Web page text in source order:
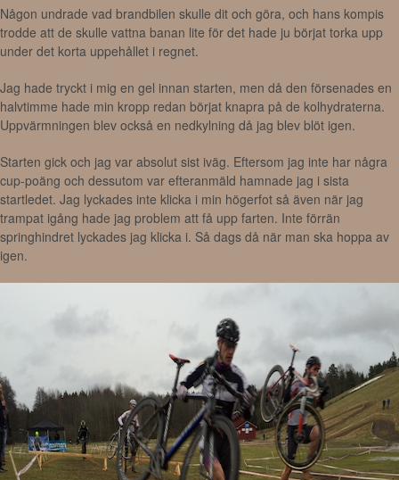
Någon undrade vad brandbilen skulle dit och göra, och hans kompis
trodde att de skulle vattna banan lite för det hade ju börjat torka upp
under det korta uppehållet i regnet.
Jag hade tryckt i mig en gel innan starten, men då den försenades en
halvtimme hade min kropp redan börjat knapra på de kolhydraterna.
Uppvärmningen blev också en nedkylning då jag blev blöt igen.
Starten gick och jag var absolut sist iväg. Eftersom jag inte har några
cup-poäng och dessutom var efteranmäld hamnade jag i sista
startledet. Jag lyckades inte klicka i min högerfot så även när jag
trampat igång hade jag problem att få upp farten. Inte förrän
springhindret lyckades jag klicka i. Så dags då när man ska hoppa av
igen.